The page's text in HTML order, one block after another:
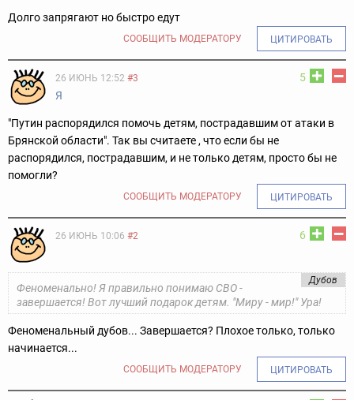
Долго запрягают но быстро едут
СООБЩИТЬ МОДЕРАТОРУ ЦИТИРОВАТЬ
5
26 ИЮНЬ 12:52 #3
Я
"Путин распорядился помочь детям, пострадавшим от атаки в
Брянской области". Так вы считаете , что если бы не
распорядился, пострадавшим, и не только детям, просто бы не
помогли?
СООБЩИТЬ МОДЕРАТОРУ ЦИТИРОВАТЬ
6
26 ИЮНЬ 10:06 #2
Дубов
Феноменально! Я правильно понимаю СВО -
завершается! Вот лучший подарок детям. "Миру - мир!" Ура!
Феноменальный дубов... Завершается? Плохое только, только
начинается...
СООБЩИТЬ МОДЕРАТОРУ ЦИТИРОВАТЬ